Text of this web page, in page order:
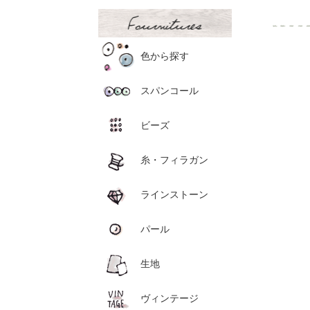
色から探す
スパンコール
ビーズ
糸・フィラガン
ラインストーン
パール
生地
ヴィンテージ